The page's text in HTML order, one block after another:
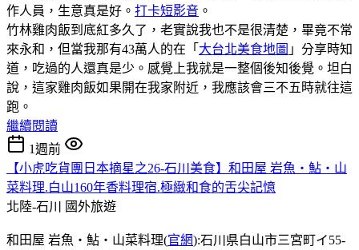
作人員，生意真是好。 打卡短影音 。
竹林雞肉飯到底紅多久了，老實說我也不是很清楚，畢竟不常
來永和，但當我那有43萬人的在「 大台北美食地圖 」分享時知
道，吃過的人還真是少。感覺上我就是一整個後知後覺。坦白
說，這家雞肉飯如果開在我家附近，我應該會三不五時就往這
跑。
繼續閱讀
1週前
【小虎吃貨團日本摘星之26-石川美食】和田屋 岩魚・鮎・山
菜料理.白山160年香料理宿.極緻和食的舌尖記憶
北陸-石川
國外旅遊
和田屋 岩魚・鮎・山菜料理(官網):石川県白山市三宮町イ55-